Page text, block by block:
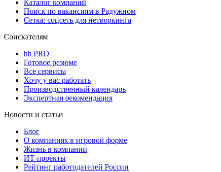
Каталог компаний
Поиск по вакансиям в Радужном
Сетка: соцсеть для нетворкинга
Соискателям
hh PRO
Готовое резюме
Все сервисы
Хочу у вас работать
Производственный календарь
Экспертная рекомендация
Новости и статьи
Блог
О компаниях в игровой форме
Жизнь в компании
ИТ-проекты
Рейтинг работодателей России